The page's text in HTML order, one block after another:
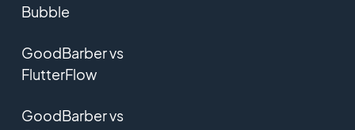
Bubble
GoodBarber vs
FlutterFlow
GoodBarber vs